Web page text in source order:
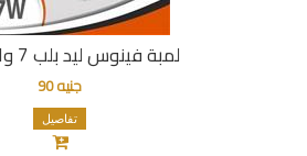
لمبة فينوس ليد بلب 7 وات أبيض
جنيه 90
تفاصيل